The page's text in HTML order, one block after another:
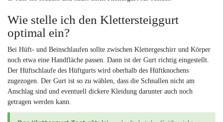
Wie stelle ich den Klettersteiggurt
optimal ein?
Bei Hüft- und Beinschlaufen sollte zwischen Klettergeschirr und Körper
noch etwa eine Handfläche passen. Dann ist der Gurt richtig eingestellt.
Der Hüftschlaufe des Hüftgurts wird oberhalb des Hüftknochens
zugezogen. Der Gurt ist so zu wählen, dass die Schnallen nicht am
Anschlag sind und eventuell dickere Kleidung darunter auch noch
getragen werden kann.